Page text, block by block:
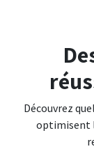
Découvrez
optimisent